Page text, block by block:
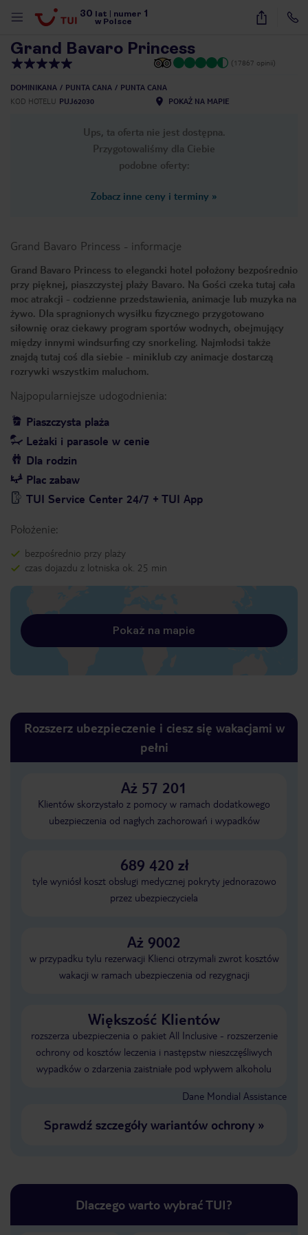
30 lat numer 1
w Polsce
39
Grand Bavaro Princess
(17867 opinii)
DOMINIKANA PUNTA CANA
PUNTA CANA
KOD HOTELU PUJ62030 POKAŻ NA MAPIE
Ups, ta oferta nie jest dostępna.
Przygotowaliśmy dla Ciebie
podobne oferty:
Zobacz inne ceny i terminy »
Grand Bavaro Princess - informacje
Grand Bavaro Princess to elegancki hotel położony bezpośrednio
przy pięknej, piaszczystej plaży Bavaro. Na Gości czeka tutaj cała
moc atrakcji - codzienne przedstawienia, animacje lub muzyka na
żywo. Dla spragnionych wysiłku fizycznego przygotowano
siłownię oraz ciekawy program sportów wodnych, obejmujący
między innymi windsurfing czy snorkeling. Najmłodsi także
znajdą tutaj coś dla siebie - miniklub czy animacje dostarczą
rozrywki wszystkim maluchom.
Najpopularniejsze udogodnienia:
Piaszczysta plaża
Leżaki i parasole w cenie
Dla rodzin
Plac zabaw
TUI Service Center 24/7 + TUI App
Położenie:
bezpośrednio przy plaży
czas dojazdu z lotniska ok. 25 min
Pokaż na mapie
Rozszerz ubezpieczenie i ciesz się wakacjami w
pełni
Aż 57 201
Klientów skorzystało z pomocy w ramach dodatkowego
ubezpieczenia od nagłych zachorowań i wypadków
689 420 zł
tyle wyniósł koszt obsługi medycznej pokryty jednorazowo
przez ubezpieczyciela
Aż 9002
w przypadku tylu rezerwacji Klienci otrzymali zwrot kosztów
wakacji w ramach ubezpieczenia od rezygnacji
Większość Klientów
rozszerza ubezpieczenia o pakiet All Inclusive - rozszerzenie
ochrony od kosztów leczenia i następstw nieszczęśliwych
wypadków o zdarzenia zaistniałe pod wpływem alkoholu
Dane Mondial Assistance
Sprawdź szczegóły wariantów ochrony»
Dlaczego warto wybrać TUI?